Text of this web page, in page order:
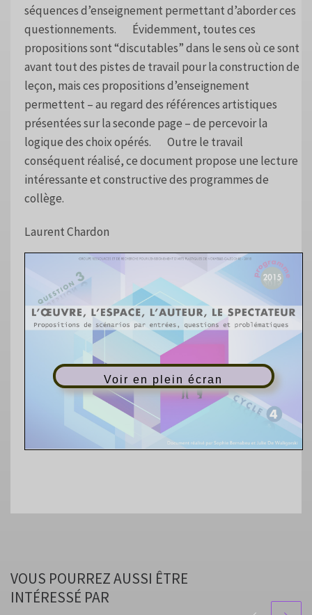
séquences d’enseignement permettant d’aborder ces
questionnements. Évidemment, toutes ces
propositions sont “discutables” dans le sens où ce sont
avant tout des pistes de travail pour la construction de
leçon, mais ces propositions d’enseignement
permettent – au regard des références artistiques
présentées sur la seconde page – de percevoir la
logique des choix opérés. Outre le travail
conséquent réalisé, ce document propose une lecture
intéressante et constructive des programmes de
collège.
Laurent Chardon
Voir en plein écran
VOUS POURREZ AUSSI ÊTRE
INTÉRESSÉ PAR